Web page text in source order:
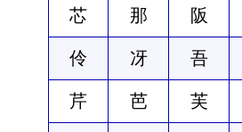
芯 那 阪
伶 冴 吾
芹 芭 芙